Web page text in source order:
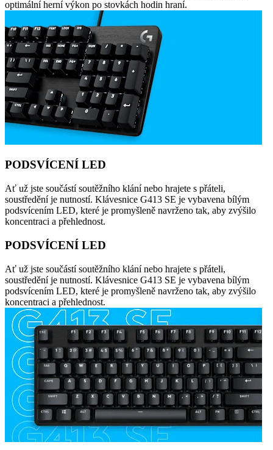
optimální herní výkon po stovkách hodin hraní.
PODSVÍCENÍ LED
Ať už jste součástí soutěžního klání nebo hrajete s přáteli,
soustředění je nutností. Klávesnice G413 SE je vybavena bílým
podsvícením LED, které je promyšleně navrženo tak, aby zvýšilo
koncentraci a přehlednost.
PODSVÍCENÍ LED
Ať už jste součástí soutěžního klání nebo hrajete s přáteli,
soustředění je nutností. Klávesnice G413 SE je vybavena bílým
podsvícením LED, které je promyšleně navrženo tak, aby zvýšilo
koncentraci a přehlednost.